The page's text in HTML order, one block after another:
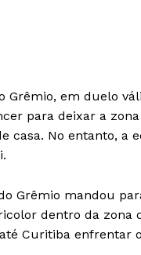
em duelo
para deixar a
casa. No entanto, a
Grêmio mandou
dentro da zona
Curitiba enfrentar